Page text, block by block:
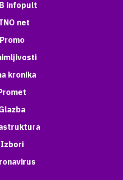
infopult
net
Promo
kronika
Izbori